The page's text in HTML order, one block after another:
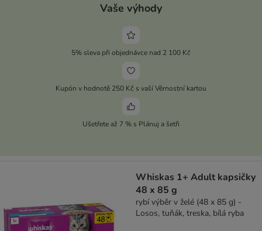
Vaše výhody
5% sleva při objednávce nad 2 100 Kč
Kupón v hodnotě 250 Kč s vaší Věrnostní kartou
Ušetřete až 7 % s Plánuj a šetři
Whiskas 1+ Adult kapsičky
48 x 85 g
rybí výběr v želé (48 x 85 g) -
Losos, tuňák, treska, bílá ryba